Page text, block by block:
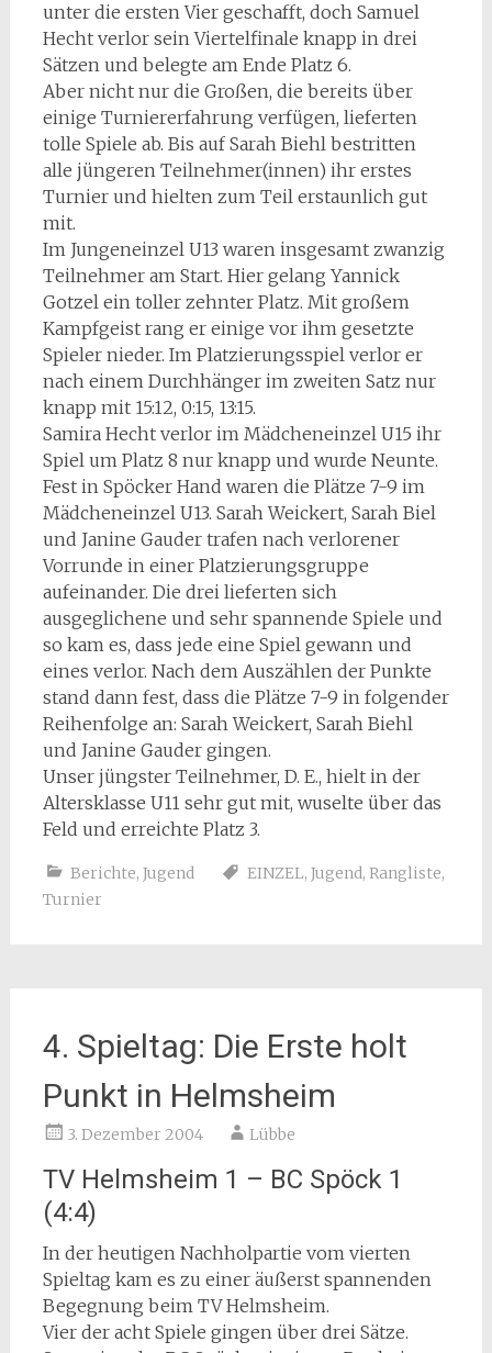
unter die ersten Vier geschafft, doch Samuel
Hecht verlor sein Viertelfinale knapp in drei
Sätzen und belegte am Ende Platz 6.
Aber nicht nur die Großen, die bereits über
einige Turniererfahrung verfügen, lieferten
tolle Spiele ab. Bis auf Sarah Biehl bestritten
alle jüngeren Teilnehmer(innen) ihr erstes
Turnier und hielten zum Teil erstaunlich gut
mit.
Im Jungeneinzel U13 waren insgesamt zwanzig
Teilnehmer am Start. Hier gelang Yannick
Gotzel ein toller zehnter Platz. Mit großem
Kampfgeist rang er einige vor ihm gesetzte
Spieler nieder. Im Platzierungsspiel verlor er
nach einem Durchhänger im zweiten Satz nur
knapp mit 15:12, 0:15, 13:15.
Samira Hecht verlor im Mädcheneinzel U15 ihr
Spiel um Platz 8 nur knapp und wurde Neunte.
Fest in Spöcker Hand waren die Plätze 7-9 im
Mädcheneinzel U13. Sarah Weickert, Sarah Biel
und Janine Gauder trafen nach verlorener
Vorrunde in einer Platzierungsgruppe
aufeinander. Die drei lieferten sich
ausgeglichene und sehr spannende Spiele und
so kam es, dass jede eine Spiel gewann und
eines verlor. Nach dem Auszählen der Punkte
stand dann fest, dass die Plätze 7-9 in folgender
Reihenfolge an: Sarah Weickert, Sarah Biehl
und Janine Gauder gingen.
Unser jüngster Teilnehmer, D. E., hielt in der
Altersklasse U11 sehr gut mit, wuselte über das
Feld und erreichte Platz 3.
Berichte, Jugend EINZEL, Jugend, Rangliste,
Turnier
4. Spieltag: Die Erste holt
Punkt in Helmsheim
3. Dezember 2004 Lübbe
TV Helmsheim 1 – BC Spöck 1
(4:4)
In der heutigen Nachholpartie vom vierten
Spieltag kam es zu einer äußerst spannenden
Begegnung beim TV Helmsheim.
Vier der acht Spiele gingen über drei Sätze.